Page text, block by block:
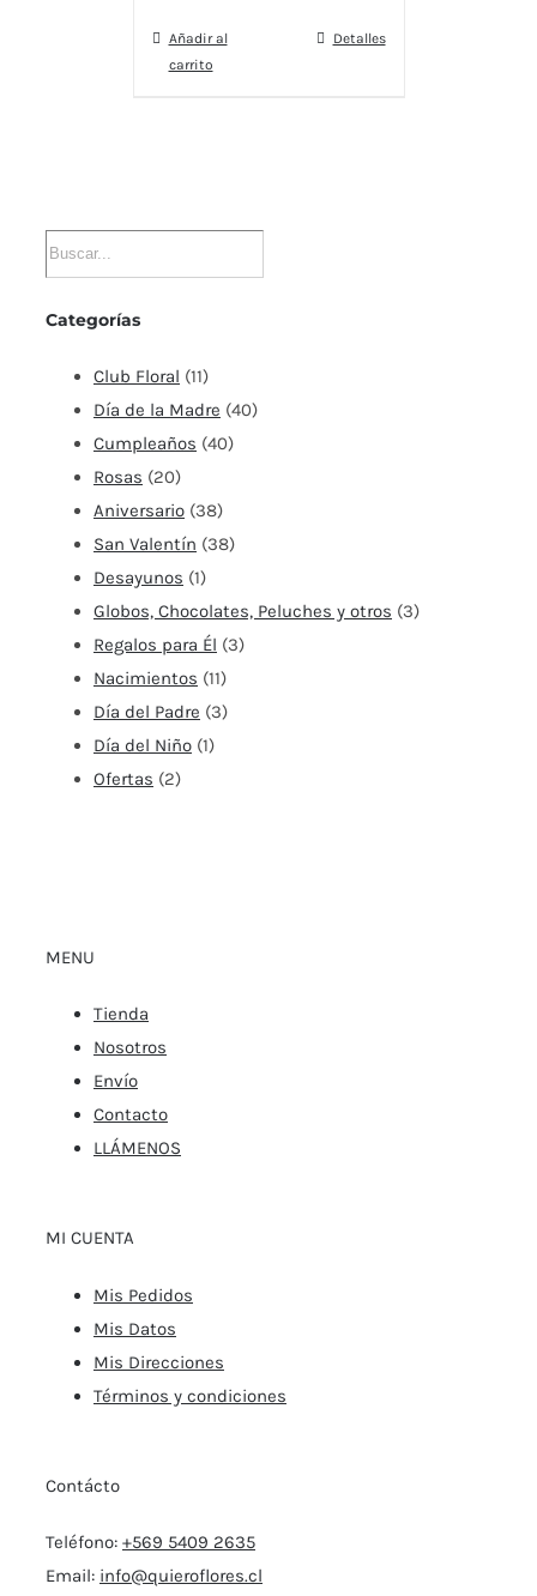
Añadir al
carrito
Detalles
Categorías
Club Floral (11)
Día de la Madre (40)
Cumpleaños (40)
Rosas (20)
Aniversario (38)
San Valentín (38)
Desayunos (1)
Globos, Chocolates, Peluches y otros (3)
Regalos para Él (3)
Nacimientos (11)
Día del Padre (3)
Día del Niño (1)
Ofertas (2)
MENU
Tienda
Nosotros
Envío
Contacto
LLÁMENOS
MI CUENTA
Mis Pedidos
Mis Datos
Mis Direcciones
Términos y condiciones
Contácto
Teléfono: +569 5409 2635
Email: info@quieroflores.cl